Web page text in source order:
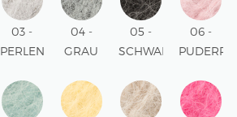
03 -
PERLENGRAU
COLOUR
04 -
GRAU
COLOUR
05 -
SCHWARZ
COLOUR
06 -
COLOUR